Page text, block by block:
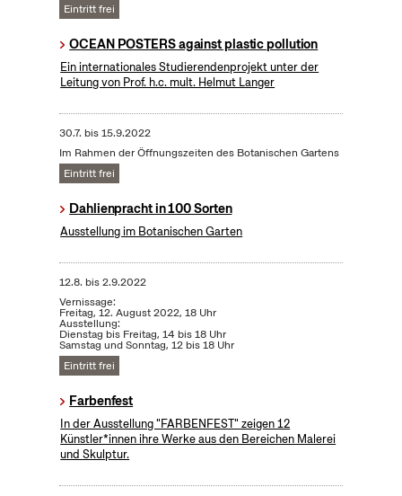
Eintritt frei
OCEAN POSTERS against plastic pollution
Ein internationales Studierendenprojekt unter der
Leitung von Prof. h.c. mult. Helmut Langer
30.7. bis15.9.2022
Im Rahmen der Öffnungszeiten des Botanischen Gartens
Eintritt frei
Dahlienpracht in 100 Sorten
Ausstellung im Botanischen Garten
12.8. bis2.9.2022
Vernissage:
Freitag, 12. August 2022, 18 Uhr
Ausstellung:
Dienstag bis Freitag, 14 bis 18 Uhr
Samstag und Sonntag, 12 bis 18 Uhr
Eintritt frei
Farbenfest
In der Ausstellung "FARBENFEST" zeigen 12
Künstler*innen ihre Werke aus den Bereichen Malerei
und Skulptur.